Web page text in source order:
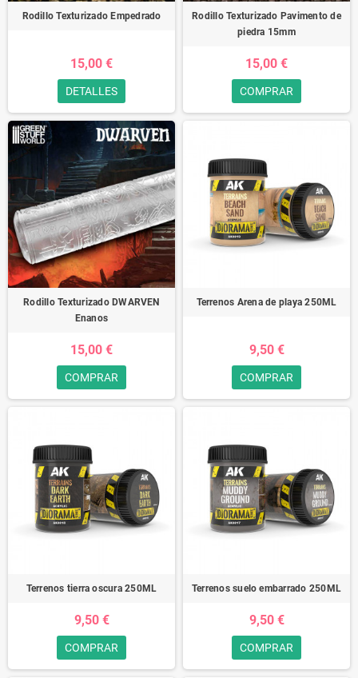
Rodillo Texturizado Empedrado
15,00 €
DETALLES
Rodillo Texturizado Pavimento de
piedra 15mm
15,00 €
COMPRAR
Rodillo Texturizado DWARVEN
Enanos
15,00 €
COMPRAR
Terrenos Arena de playa 250ML
9,50 €
COMPRAR
Terrenos tierra oscura 250ML
9,50 €
COMPRAR
Terrenos suelo embarrado 250ML
9,50 €
COMPRAR